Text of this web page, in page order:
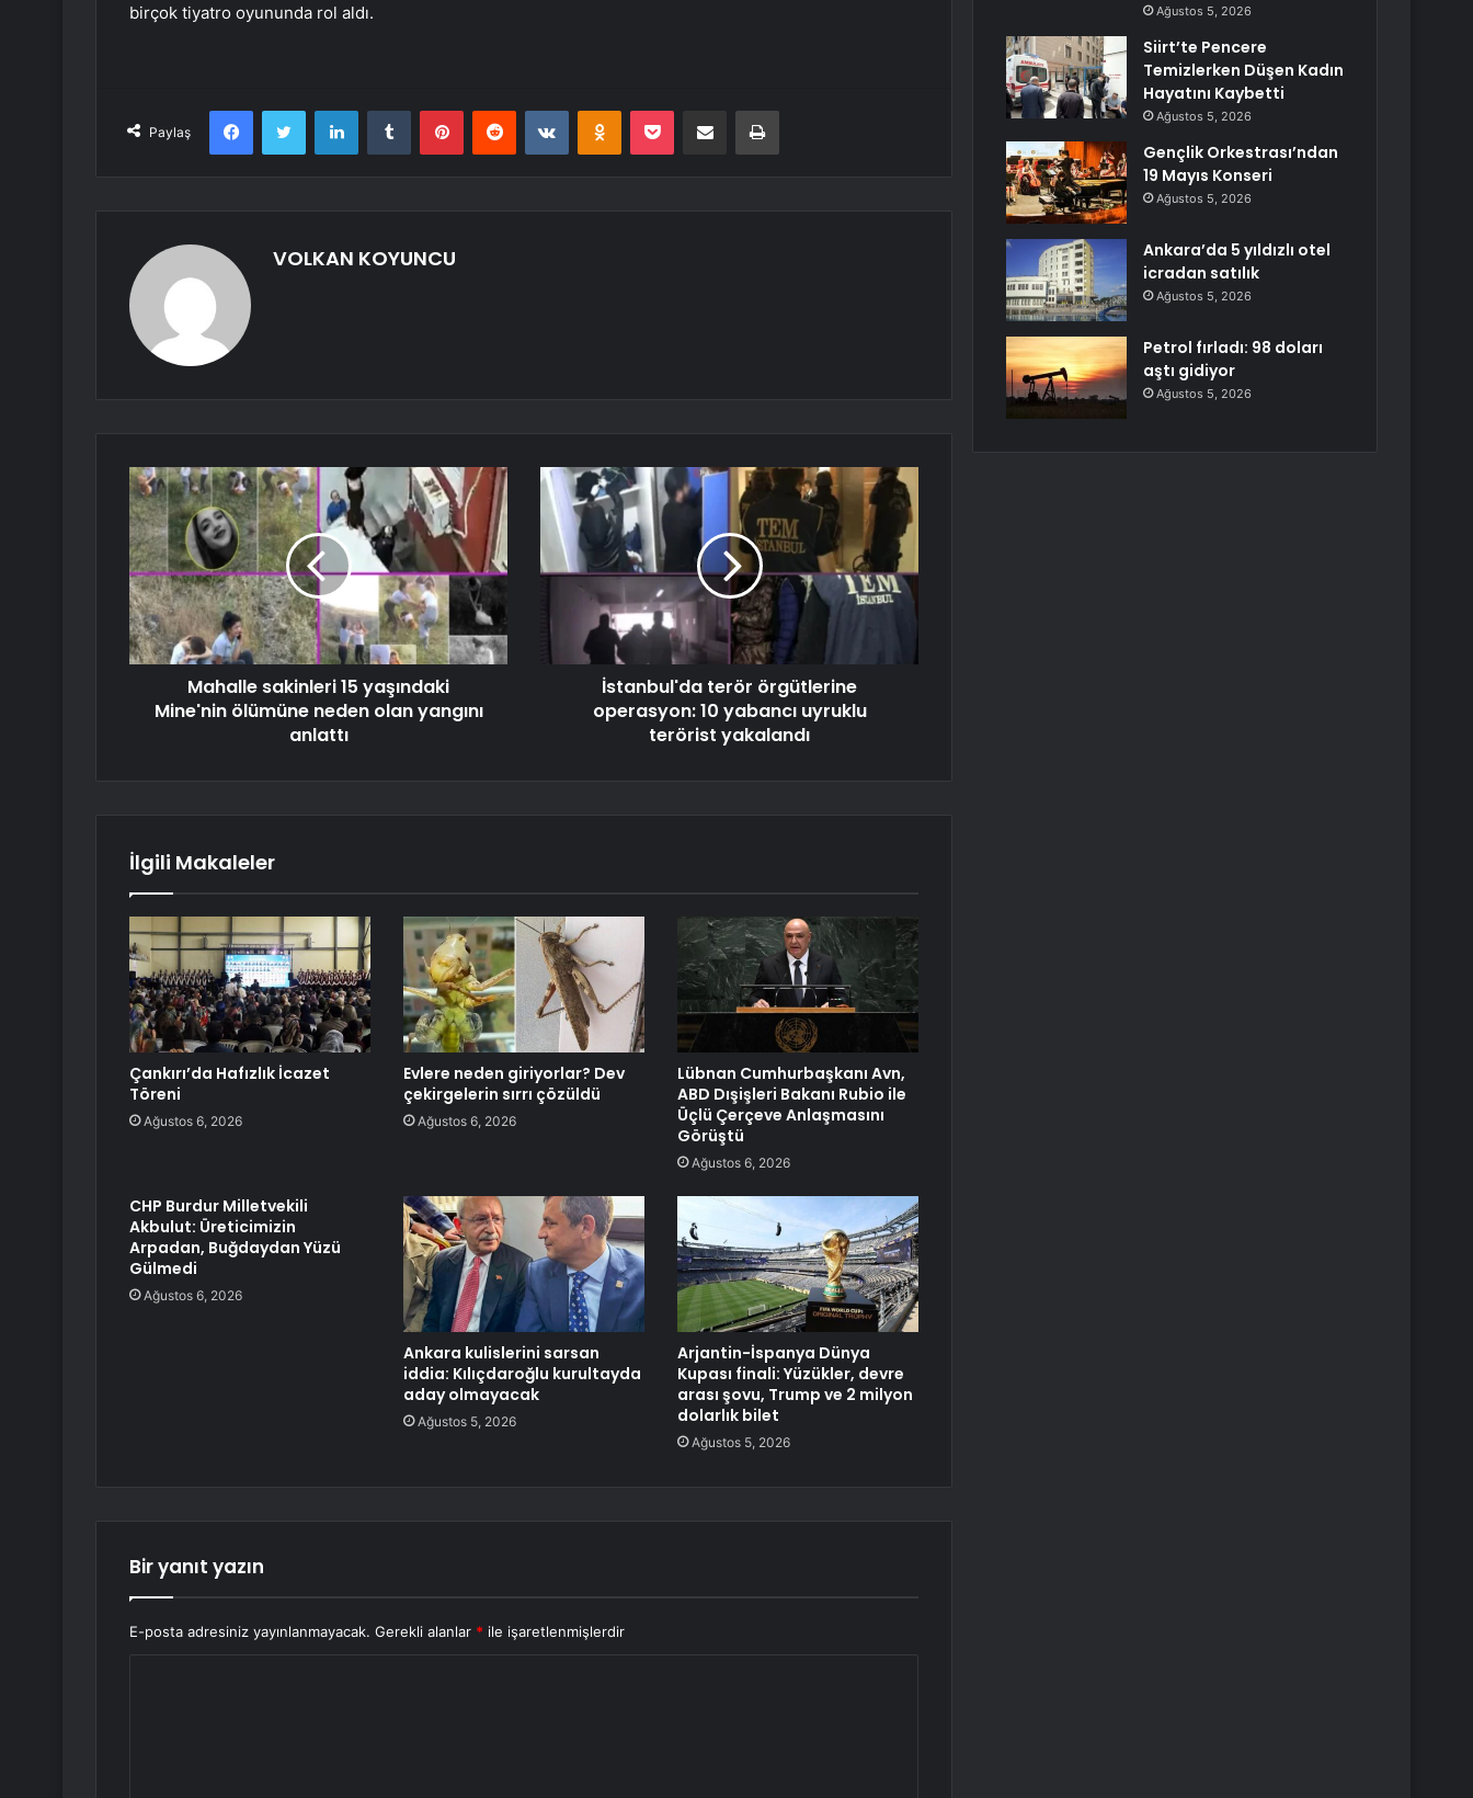
birçok tiyatro oyununda rol aldı.
Paylaş
FacebookTwitter LinkedInTumblr PinterestReddit VKontakteOdnoklassniki
Pocket E-Posta ile paylaş Yazdır
VOLKAN KOYUNCU
Mahalle sakinleri 15 yaşındaki
Mine'nin ölümüne neden olan yangını
anlattı
İstanbul'da terör örgütlerine
operasyon: 10 yabancı uyruklu
terörist yakalandı
İlgili Makaleler
Çankırı’da Hafızlık İcazet
Töreni
Ağustos 6, 2026
Evlere neden giriyorlar? Dev
çekirgelerin sırrı çözüldü
Ağustos 6, 2026
Lübnan Cumhurbaşkanı Avn,
ABD Dışişleri Bakanı Rubio ile
Üçlü Çerçeve Anlaşmasını
Görüştü
Ağustos 6, 2026
CHP Burdur Milletvekili
Akbulut: Üreticimizin
Arpadan, Buğdaydan Yüzü
Gülmedi
Ağustos 6, 2026
Ankara kulislerini sarsan
iddia: Kılıçdaroğlu kurultayda
aday olmayacak
Ağustos 5, 2026
Arjantin-İspanya Dünya
Kupası finali: Yüzükler, devre
arası şovu, Trump ve 2 milyon
dolarlık bilet
Ağustos 5, 2026
Bir yanıt yazın
E-posta adresiniz yayınlanmayacak. Gerekli alanlar * ile işaretlenmişlerdir
Ağustos 5, 2026
Siirt’te Pencere
Temizlerken Düşen Kadın
Hayatını Kaybetti
Ağustos 5, 2026
Gençlik Orkestrası’ndan
19 Mayıs Konseri
Ağustos 5, 2026
Ankara’da 5 yıldızlı otel
icradan satılık
Ağustos 5, 2026
Petrol fırladı: 98 doları
aştı gidiyor
Ağustos 5, 2026